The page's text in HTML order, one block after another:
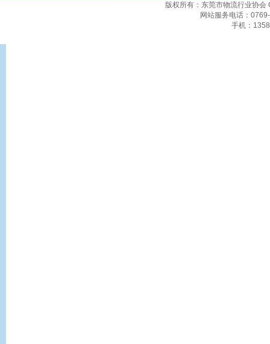
版权所有：东莞市物流行业协
网站服务电话：
手机：